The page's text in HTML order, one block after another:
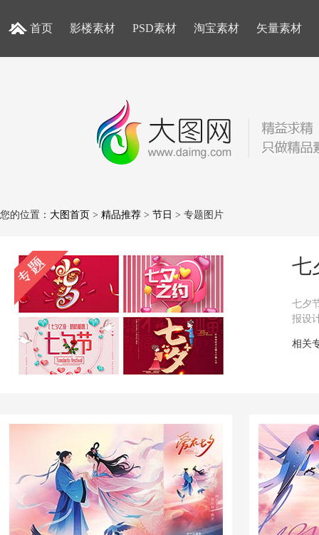
首页 影楼素材 PSD素材 淘宝素材 矢量素材
您的位置： 大图首页 > 精品推荐 > 节日 > 专题图片
七
七夕
报设
相关